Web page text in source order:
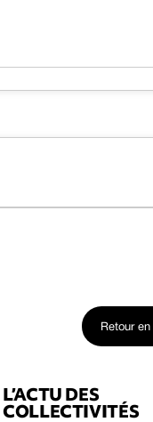
Retour en
L’ACTU DES
COLLECTIVITÉS